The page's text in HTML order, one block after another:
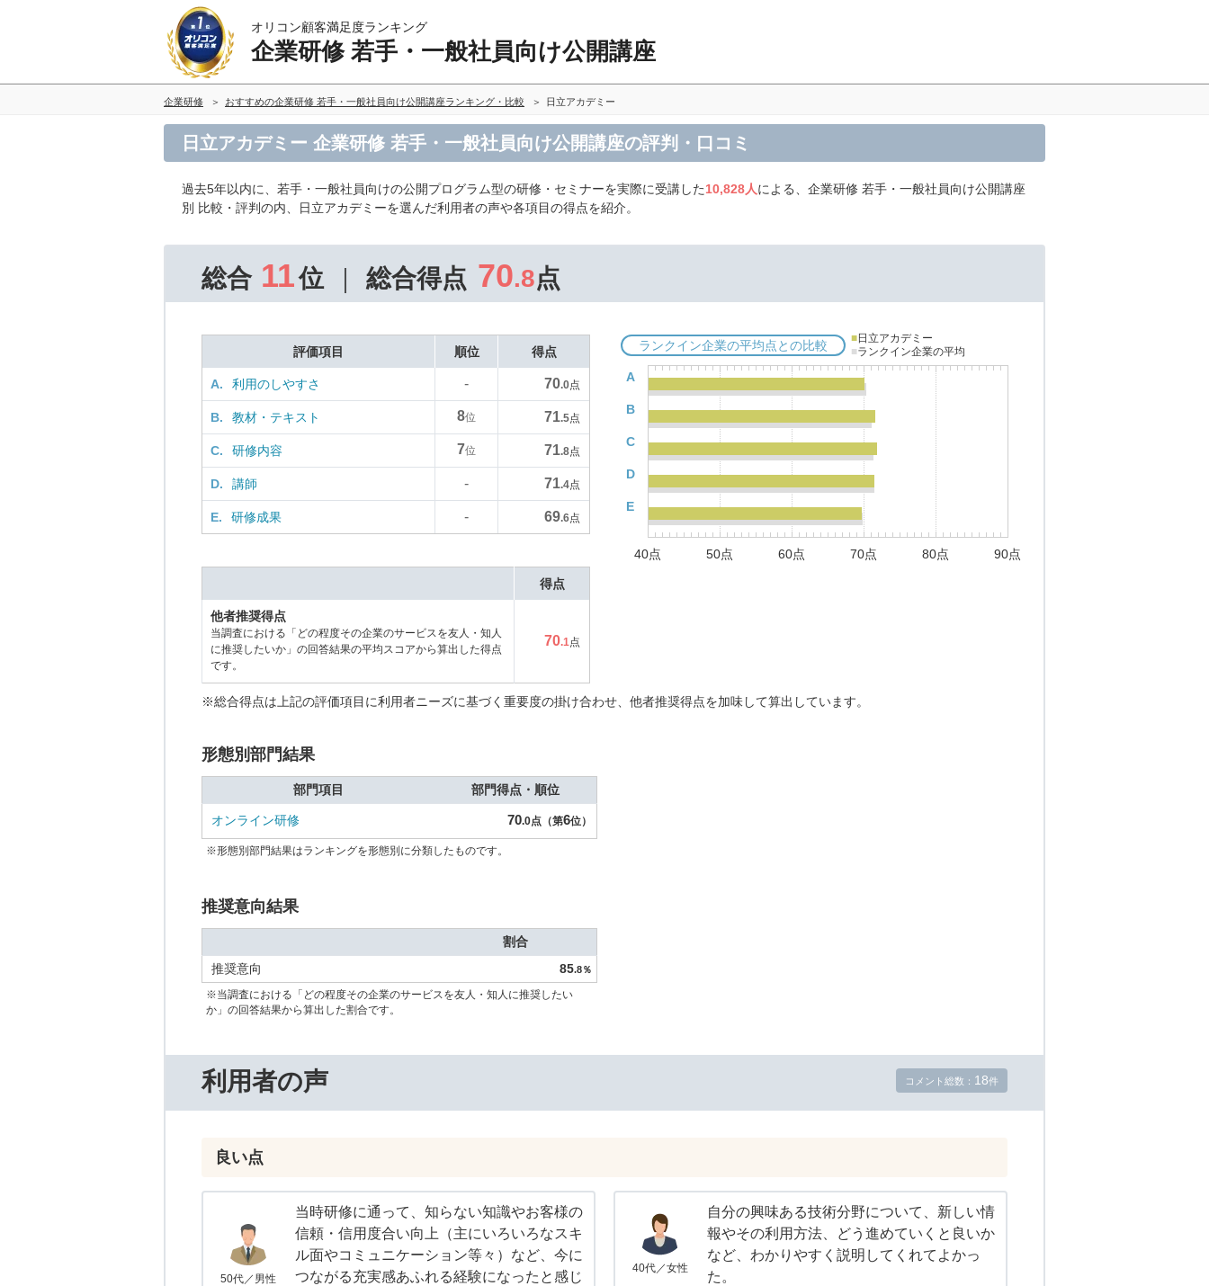
オリコン顧客満足度ランキング
企業研修 若手・一般社員向け公開講座
企業研修 おすすめの企業研修 若手・一般社員向け公開講座ランキング・比較 日立アカデミー
日立アカデミー 企業研修 若手・一般社員向け公開講座の評判・口コミ
過去5年以内に、若手・一般社員向けの公開プログラム型の研修・セミナーを実際に受講した10,828人による、企業研修 若手・一般社員向け公開講座
別 比較・評判の内、日立アカデミーを選んだ利用者の声や各項目の得点を紹介。
総合 11位 総合得点 70.8点
評価項目 順位 得点
A. 利用のしやすさ - 70.0点
B. 教材・テキスト 8位 71.5点
C. 研修内容 7位 71.8点
D. 講師 - 71.4点
E. 研修成果 - 69.6点
ランクイン企業の平均点との比較 ■日立アカデミー
■ランクイン企業の平均
A
B
C
D
E
40点 50点 60点 70点 80点 90点
得点
他者推奨得点
当調査における「どの程度その企業のサービスを友人・知人
に推奨したいか」の回答結果の平均スコアから算出した得点
です。
70.1点
※総合得点は上記の評価項目に利用者ニーズに基づく重要度の掛け合わせ、他者推奨得点を加味して算出しています。
形態別部門結果
部門項目 部門得点・順位
オンライン研修 70.0点（第6位）
※形態別部門結果はランキングを形態別に分類したものです。
推奨意向結果
割合
推奨意向
85.8％
※当調査における「どの程度その企業のサービスを友人・知人に推奨したい
か」の回答結果から算出した割合です。
利用者の声 コメント総数： 18件
良い点
50代／男性
当時研修に通って、知らない知識やお客様の
信頼・信用度合い向上（主にいろいろなスキ
ル面やコミュニケーション等々）など、今に
つながる充実感あふれる経験になったと感じ
40代／女性
自分の興味ある技術分野について、新しい情
報やその利用方法、どう進めていくと良いか
など、わかりやすく説明してくれてよかっ
た。